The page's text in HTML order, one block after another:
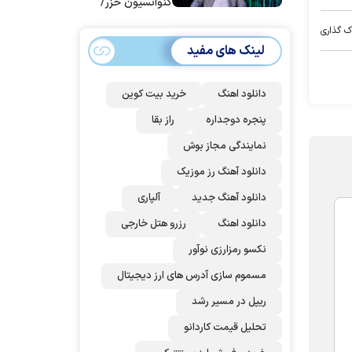
گذاری
می‌شود؟!
لینک های مفید
دانلود اهنگ
خرید بیت کوین
پنجره دوجداره
راز بقا
نمایندگی مجاز بوش
دانلود آهنگ رز‌ موزیک
دانلود آهنگ جدید
آلپاری
دانلود اهنگ
رزرو هتل خارجی
نکسو رمزارزی نوآور
مسموم سازی آدرس های ارز دیجیتال
ریپل در مسیر رشد
تحلیل قیمت کاردانو